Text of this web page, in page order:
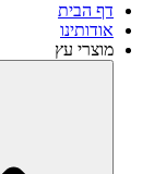
דף הבית
אודותינו
מוצרי עץ